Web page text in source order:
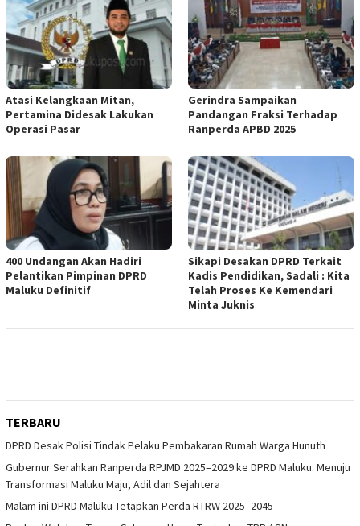
Atasi Kelangkaan Mitan,
Pertamina Didesak Lakukan
Operasi Pasar
Gerindra Sampaikan
Pandangan Fraksi Terhadap
Ranperda APBD 2025
400 Undangan Akan Hadiri
Pelantikan Pimpinan DPRD
Maluku Definitif
Sikapi Desakan DPRD Terkait
Kadis Pendidikan, Sadali : Kita
Telah Proses Ke Kemendari
Minta Juknis
TERBARU
DPRD Desak Polisi Tindak Pelaku Pembakaran Rumah Warga Hunuth
Gubernur Serahkan Ranperda RPJMD 2025–2029 ke DPRD Maluku: Menuju
Transformasi Maluku Maju, Adil dan Sejahtera
Malam ini DPRD Maluku Tetapkan Perda RTRW 2025–2045